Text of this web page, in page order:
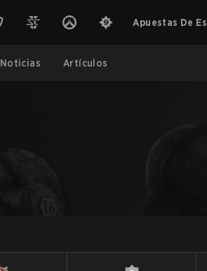
Apuestas De
Noticias Artículos